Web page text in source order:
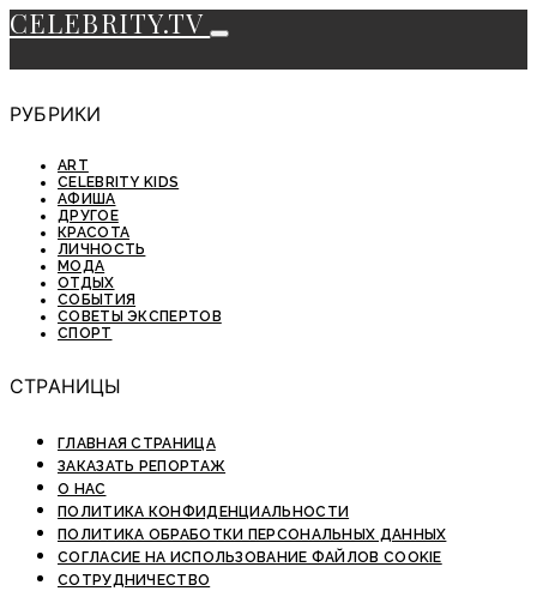
CELEBRITY.TV
РУБРИКИ
ART
CELEBRITY KIDS
АФИША
ДРУГОЕ
КРАСОТА
ЛИЧНОСТЬ
МОДА
ОТДЫХ
СОБЫТИЯ
СОВЕТЫ ЭКСПЕРТОВ
СПОРТ
СТРАНИЦЫ
ГЛАВНАЯ СТРАНИЦА
ЗАКАЗАТЬ РЕПОРТАЖ
О НАС
ПОЛИТИКА КОНФИДЕНЦИАЛЬНОСТИ
ПОЛИТИКА ОБРАБОТКИ ПЕРСОНАЛЬНЫХ ДАННЫХ
СОГЛАСИЕ НА ИСПОЛЬЗОВАНИЕ ФАЙЛОВ COOKIE
СОТРУДНИЧЕСТВО